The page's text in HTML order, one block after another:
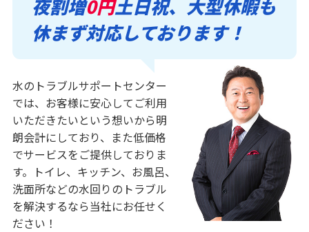
夜割増0円土日祝、大型休暇も
休まず対応しております！
水のトラブルサポートセンター
では、お客様に安心してご利用
いただきたいという想いから明
朗会計にしており、また低価格
でサービスをご提供しておりま
す。トイレ、キッチン、お風呂、
洗面所などの水回りのトラブル
を解決するなら当社にお任せく
ださい！